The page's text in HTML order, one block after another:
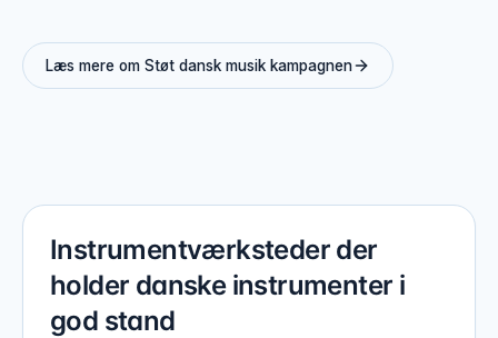
Læs mere om Støt dansk musik kampagnen
Instrumentværksteder der
holder danske instrumenter i
god stand